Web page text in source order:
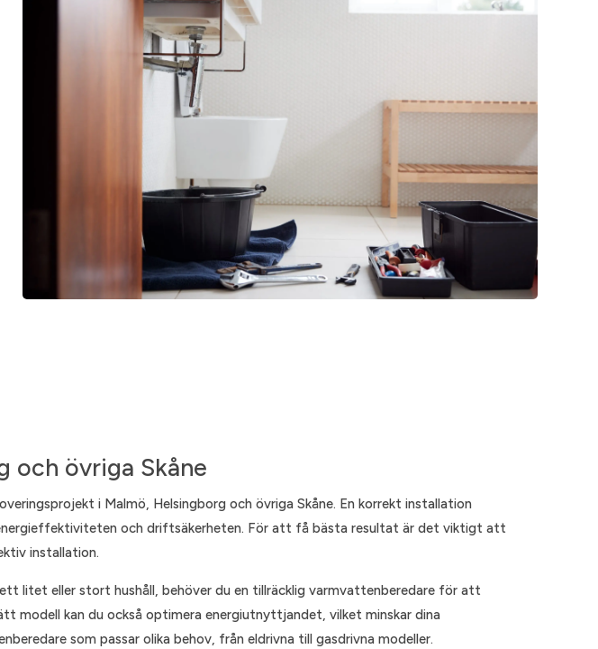
och övriga Skåne
i Malmö, Helsingborg och övriga Skåne. En korrekt installation
och driftsäkerheten. För att få bästa resultat är det viktigt att
installation.
litet eller stort hushåll, behöver du en tillräcklig varmvattenberedare för att
modell kan du också optimera energiutnyttjandet, vilket minskar dina
som passar olika behov, från eldrivna till gasdrivna modeller.